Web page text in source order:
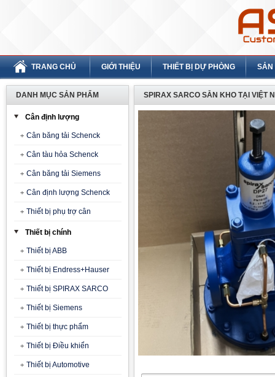
TRANG CHỦ GIỚI THIỆU THIẾT BỊ DỰ PHÒNG SẢN
DANH MỤC SẢN PHẨM
Cân định lượng
Cân băng tải Schenck
Cân tàu hỏa Schenck
Cân băng tải Siemens
Cân định lượng Schenck
Thiết bị phụ trợ cân
Thiết bị chính
Thiết bị ABB
Thiết bị Endress+Hauser
Thiết bị SPIRAX SARCO
Thiết bị Siemens
Thiết bị thực phẩm
Thiết bị Điều khiển
Thiết bị Automotive
SPIRAX SARCO SẴN KHO TẠI VIỆT